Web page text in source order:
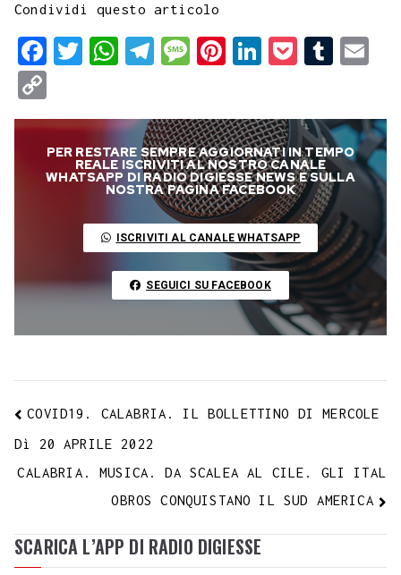
Condividi questo articolo
F
e
b
T
t
t
r
W
t
s
A
p
p
T
e
g
r
a
m
M
s
a
g
e
P
t
e
r
e
s
t
L
k
e
d
I
n
k
e
t
T
b
l
r
i
l
o
p
y
k
PER RESTARE SEMPRE AGGIORNATI IN TEMPO
REALE ISCRIVITI AL NOSTRO CANALE
WHATSAPP DI RADIO DIGIESSE NEWS E SULLA
NOSTRA PAGINA FACEBOOK
ISCRIVITI AL CANALE WHATSAPP
SEGUICI SU FACEBOOK
COVID19. CALABRIA. IL BOLLETTINO DI MERCOLE
Dì 20 APRILE 2022
CALABRIA. MUSICA. DA SCALEA AL CILE. GLI ITAL
OBROS CONQUISTANO IL SUD AMERICA
SCARICA L’APP DI RADIO DIGIESSE